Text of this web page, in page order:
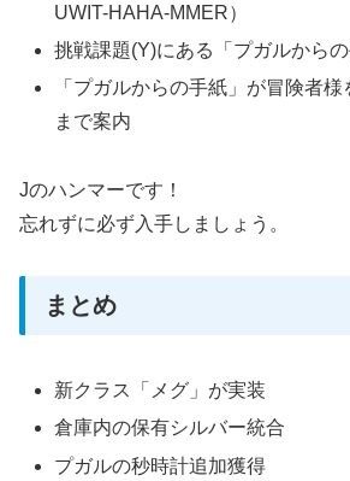
UWIT-HAHA-MMER）
挑戦課題(Y)にある「プガルからの
「プガルからの手紙」が冒険者
まで案内
Jのハンマーです！
忘れずに必ず入手しましょう。
まとめ
新クラス「メグ」が実装
倉庫内の保有シルバー統合
プガルの秒時計追加獲得